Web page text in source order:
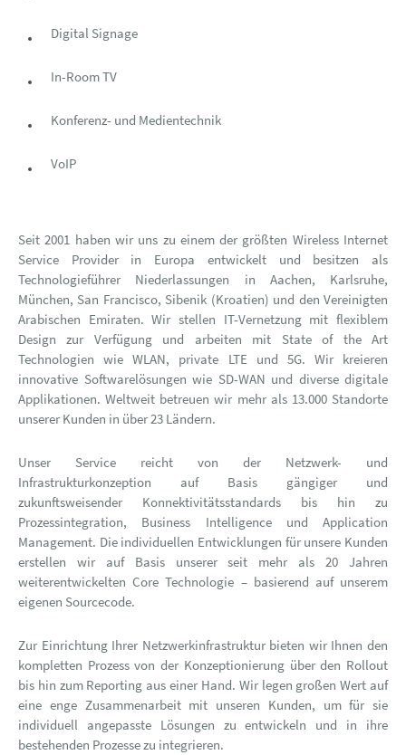
Digital Signage
In-Room TV
Konferenz- und Medientechnik
VoIP
Seit 2001 haben wir uns zu einem der größten Wireless Internet
Service Provider in Europa entwickelt und besitzen als
Technologieführer Niederlassungen in Aachen, Karlsruhe,
München, San Francisco, Sibenik (Kroatien) und den Vereinigten
Arabischen Emiraten. Wir stellen IT-Vernetzung mit flexiblem
Design zur Verfügung und arbeiten mit State of the Art
Technologien wie WLAN, private LTE und 5G. Wir kreieren
innovative Softwarelösungen wie SD-WAN und diverse digitale
Applikationen. Weltweit betreuen wir mehr als 13.000 Standorte
unserer Kunden in über 23 Ländern.
Unser Service reicht von der Netzwerk- und
Infrastrukturkonzeption auf Basis gängiger und
zukunftsweisender Konnektivitätsstandards bis hin zu
Prozessintegration, Business Intelligence und Application
Management. Die individuellen Entwicklungen für unsere Kunden
erstellen wir auf Basis unserer seit mehr als 20 Jahren
weiterentwickelten Core Technologie – basierend auf unserem
eigenen Sourcecode.
Zur Einrichtung Ihrer Netzwerkinfrastruktur bieten wir Ihnen den
kompletten Prozess von der Konzeptionierung über den Rollout
bis hin zum Reporting aus einer Hand. Wir legen großen Wert auf
eine enge Zusammenarbeit mit unseren Kunden, um für sie
individuell angepasste Lösungen zu entwickeln und in ihre
bestehenden Prozesse zu integrieren.